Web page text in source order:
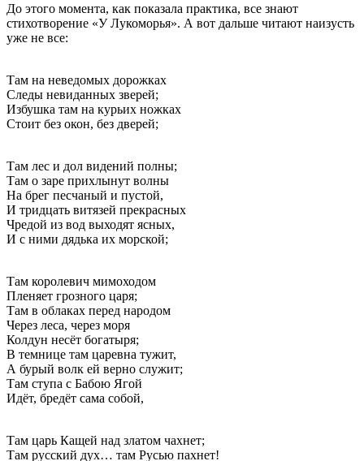
До этого момента, как показала практика, все знают
стихотворение «У Лукоморья». А вот дальше читают наизусть
уже не все:
Там на неведомых дорожках
Следы невиданных зверей;
Избушка там на курьих ножках
Стоит без окон, без дверей;
Там лес и дол видений полны;
Там о заре прихлынут волны
На брег песчаный и пустой,
И тридцать витязей прекрасных
Чредой из вод выходят ясных,
И с ними дядька их морской;
Там королевич мимоходом
Пленяет грозного царя;
Там в облаках перед народом
Через леса, через моря
Колдун несёт богатыря;
В темнице там царевна тужит,
А бурый волк ей верно служит;
Там ступа с Бабою Ягой
Идёт, бредёт сама собой,
Там царь Кащей над златом чахнет;
Там русский дух… там Русью пахнет!